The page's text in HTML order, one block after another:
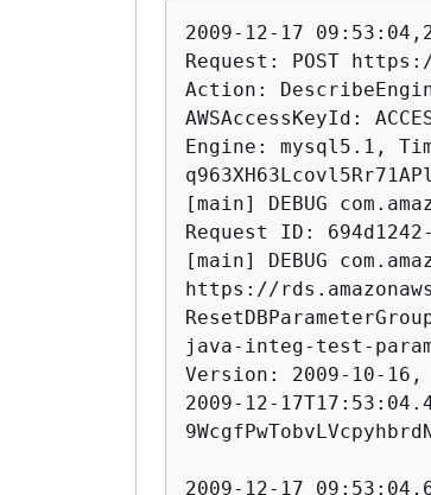
2009-12-17
Request: POST
Action:
AWSAccessKeyId:
Engine: mysql5.1,
[main] DEBUG
Request ID:
[main] DEBUG
https://
java-integ-test-param-
Version: 2009-10-
2009-12-
2009-12-17